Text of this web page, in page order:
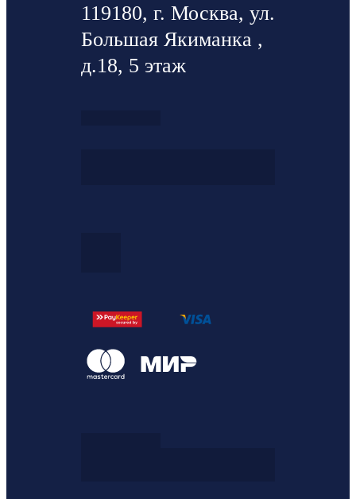
119180, г. Москва, ул.
Большая Якиманка ,
д.18, 5 этаж